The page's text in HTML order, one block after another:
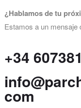
¿Hablamos de tu
Estamos a un mensaje
+34
com